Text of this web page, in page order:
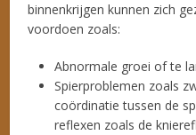
binnenkrijgen kunnen zich
voordoen zoals:
Abnormale groei of te
Spierproblemen zoals
coördinatie tussen de
reflexen zoals de